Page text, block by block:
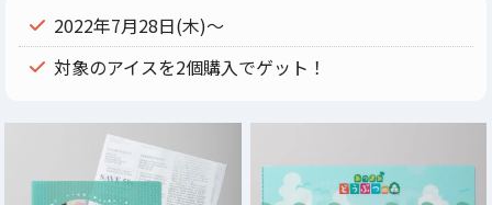
2022年7月28日(木)～
対象のアイスを2個購入でゲット！